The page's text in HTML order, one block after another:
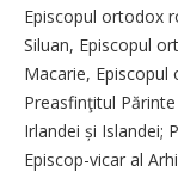
Episcopul ortodox
Siluan, Episcopul
Macarie,
Preasfinţitul
Irlandei și Islandei;
Episcop-vicar al